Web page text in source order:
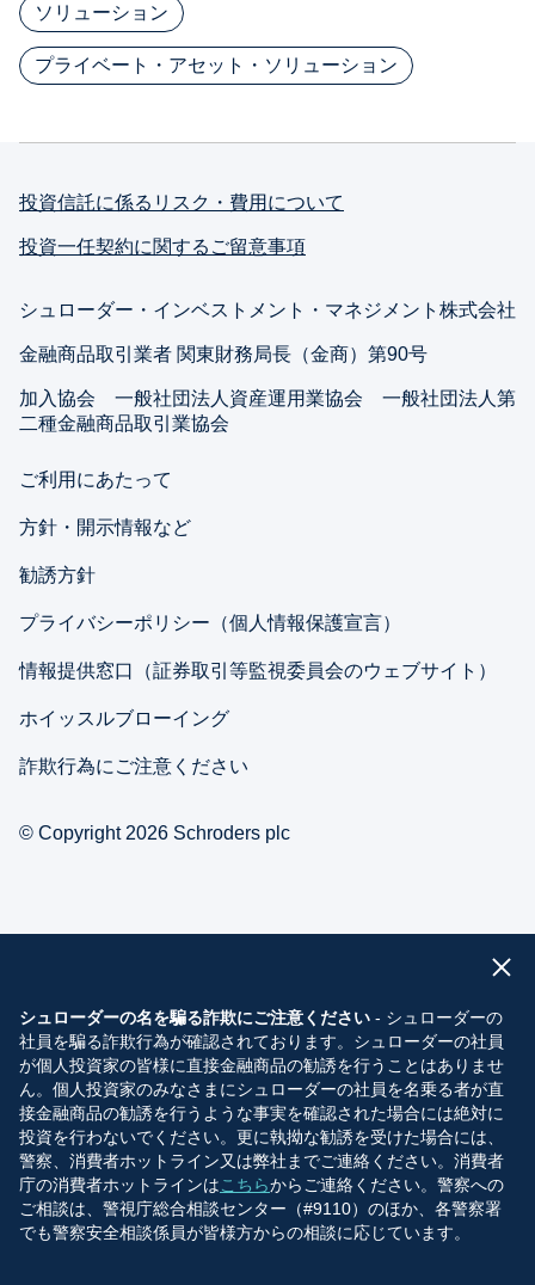
ソリューション
プライベート・アセット・ソリューション
投資信託に係るリスク・費用について
投資一任契約に関するご留意事項
シュローダー・インベストメント・マネジメント株式会社
金融商品取引業者 関東財務局長（金商）第90号
加入協会 一般社団法人資産運用業協会 一般社団法人第
二種金融商品取引業協会
ご利用にあたって
方針・開示情報など
勧誘方針
プライバシーポリシー（個人情報保護宣言）
情報提供窓口（証券取引等監視委員会のウェブサイト）
ホイッスルブローイング
詐欺行為にご注意ください
© Copyright 2026 Schroders plc
シュローダーの名を騙る詐欺にご注意ください - シュローダーの
社員を騙る詐欺行為が確認されております。シュローダーの社員
が個人投資家の皆様に直接金融商品の勧誘を行うことはありませ
ん。個人投資家のみなさまにシュローダーの社員を名乗る者が直
接金融商品の勧誘を行うような事実を確認された場合には絶対に
投資を行わないでください。更に執拗な勧誘を受けた場合には、
警察、消費者ホットライン又は弊社までご連絡ください。消費者
庁の消費者ホットラインはこちらからご連絡ください。警察への
ご相談は、警視庁総合相談センター（#9110）のほか、各警察署
でも警察安全相談係員が皆様方からの相談に応じています。